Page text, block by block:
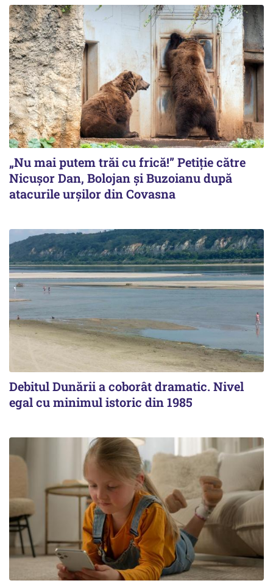
„Nu mai putem trăi cu frică!” Petiție către
Nicușor Dan, Bolojan și Buzoianu după
atacurile urșilor din Covasna
Debitul Dunării a coborât dramatic. Nivel
egal cu minimul istoric din 1985